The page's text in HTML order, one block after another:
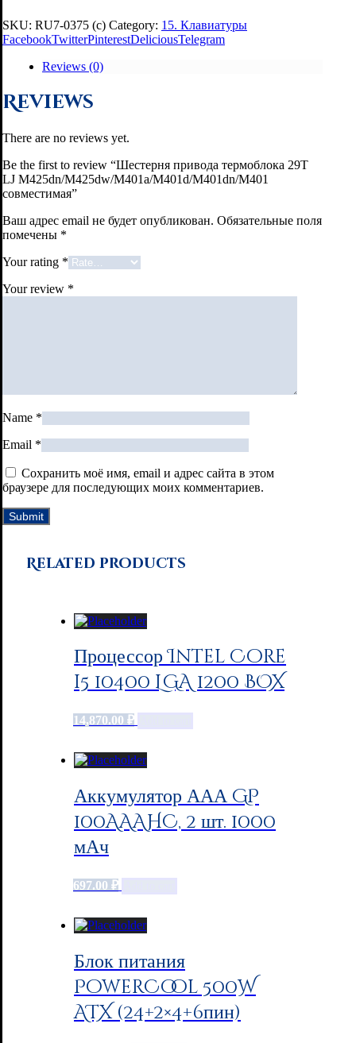
SKU: RU7-0375 (с) Category: 15. Клавиатуры
FacebookTwitterPinterestDeliciousTelegram
Reviews (0)
Reviews
There are no reviews yet.
Be the first to review “Шестерня привода термоблока 29T
LJ M425dn/M425dw/M401a/M401d/M401dn/M401
совместимая”
Ваш адрес email не будет опубликован. Обязательные поля
помечены *
Your rating *
Your review *
Name *
Email *
Сохранить моё имя, email и адрес сайта в этом
браузере для последующих моих комментариев.
Related products
Процессор Intel Core
i5 10400 LGA 1200 BOX
14,870.00 ₽
Аккумулятор ААА GP
100AAAHC, 2 шт. 1000
мАч
697.00 ₽
Блок питания
PowerCool 500W
ATX (24+2×4+6пин)